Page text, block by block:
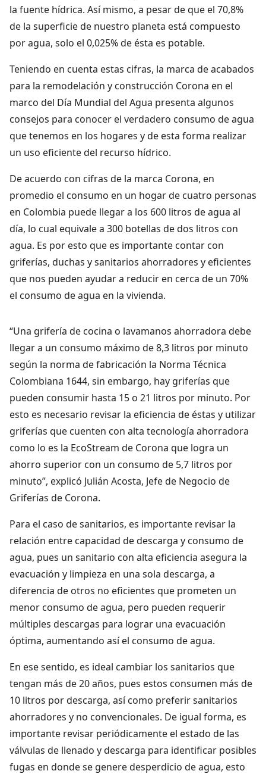
la fuente hídrica. Así mismo, a pesar de que el 70,8%
de la superficie de nuestro planeta está compuesto
por agua, solo el 0,025% de ésta es potable.
Teniendo en cuenta estas cifras, la marca de acabados
para la remodelación y construcción Corona en el
marco del Día Mundial del Agua presenta algunos
consejos para conocer el verdadero consumo de agua
que tenemos en los hogares y de esta forma realizar
un uso eficiente del recurso hídrico.
De acuerdo con cifras de la marca Corona, en
promedio el consumo en un hogar de cuatro personas
en Colombia puede llegar a los 600 litros de agua al
día, lo cual equivale a 300 botellas de dos litros con
agua. Es por esto que es importante contar con
griferías, duchas y sanitarios ahorradores y eficientes
que nos pueden ayudar a reducir en cerca de un 70%
el consumo de agua en la vivienda.
“Una grifería de cocina o lavamanos ahorradora debe
llegar a un consumo máximo de 8,3 litros por minuto
según la norma de fabricación la Norma Técnica
Colombiana 1644, sin embargo, hay griferías que
pueden consumir hasta 15 o 21 litros por minuto. Por
esto es necesario revisar la eficiencia de éstas y utilizar
griferías que cuenten con alta tecnología ahorradora
como lo es la EcoStream de Corona que logra un
ahorro superior con un consumo de 5,7 litros por
minuto”, explicó Julián Acosta, Jefe de Negocio de
Griferías de Corona.
Para el caso de sanitarios, es importante revisar la
relación entre capacidad de descarga y consumo de
agua, pues un sanitario con alta eficiencia asegura la
evacuación y limpieza en una sola descarga, a
diferencia de otros no eficientes que prometen un
menor consumo de agua, pero pueden requerir
múltiples descargas para lograr una evacuación
óptima, aumentando así el consumo de agua.
En ese sentido, es ideal cambiar los sanitarios que
tengan más de 20 años, pues estos consumen más de
10 litros por descarga, así como preferir sanitarios
ahorradores y no convencionales. De igual forma, es
importante revisar periódicamente el estado de las
válvulas de llenado y descarga para identificar posibles
fugas en donde se genere desperdicio de agua, esto